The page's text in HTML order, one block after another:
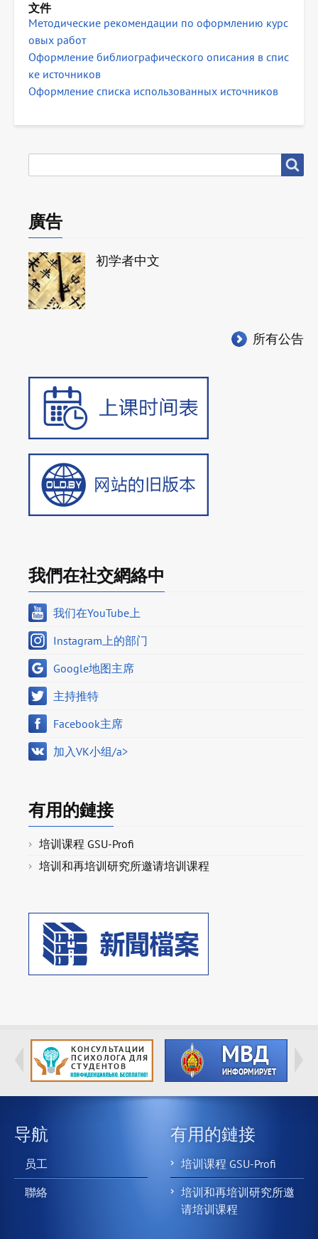
文件
Методические рекомендации по оформлению курс
овых работ
Оформление библиографического описания в спис
ке источников
Оформление списка использованных источников
尋
廣告
初学者中文
所有公告
我們在社交網絡中
我们在YouTube上
Instagram上的部门
Google地图主席
主持推特
Facebook主席
加入VK小组/a>
有用的鏈接
培训课程 GSU-Profi
培训和再培训研究所邀请培训课程
导航
员工
聯絡
有用的鏈接
培训课程 GSU-Profi
培训和再培训研究所邀
请培训课程